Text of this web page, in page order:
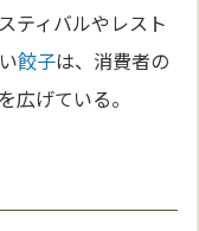
ティバルやレスト
餃子は、消費者の
広げている。